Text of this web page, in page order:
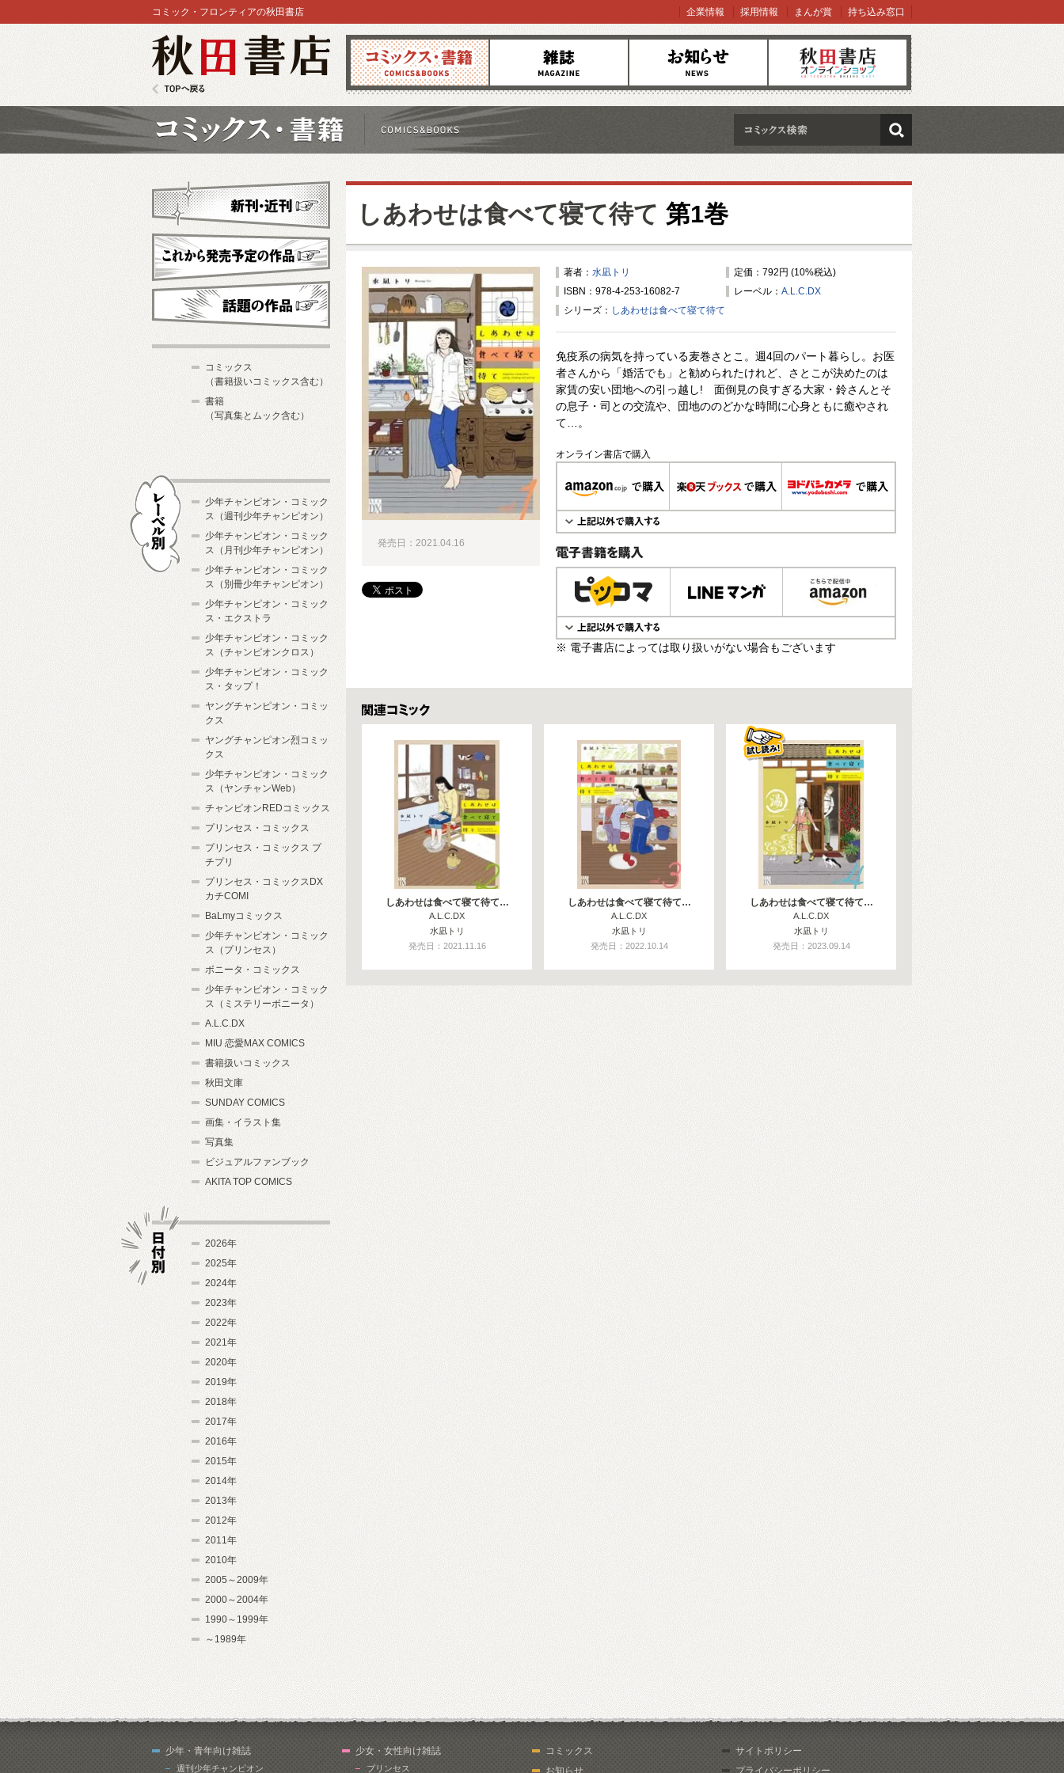
コミックス 雑誌 お知らせ オンラインショップ
コミック・フロンティアの秋田書店 企業情報 採用情報 まんが賞 持ち込み窓口
検索
しあわせは食べて寝て待て 第1巻
著者： 水凪トリ
定価：792円 (10%税込)
ISBN：978-4-253-16082-7
レーベル： A.L.C.DX
シリーズ： しあわせは食べて寝て待て
免疫系の病気を持っている麦巻さとこ。週4回のパート暮らし。お医
者さんから「婚活でも」と勧められたけれど、さとこが決めたのは
家賃の安い団地への引っ越し! 面倒見の良すぎる大家・鈴さんとそ
の息子・司との交流や、団地ののどかな時間に心身ともに癒やされ
て…。
オンライン書店で購入
電子書籍で購入
※ 電子書店によっては取り扱いがない場合もございます
発売日：2021.04.16
関連コミックス
しあわせは食べて寝て待て…
A.L.C.DX
水凪トリ
発売日：2021.11.16
しあわせは食べて寝て待て…
A.L.C.DX
水凪トリ
発売日：2022.10.14
しあわせは食べて寝て待て…
A.L.C.DX
水凪トリ
発売日：2023.09.14
新刊・近刊
これから発売予定
コミックス
（書籍扱いコミックス含む）
書籍
（写真集とムック含む）
少年チャンピオン・コミック
ス（週刊少年チャンピオン）
少年チャンピオン・コミック
ス（月刊少年チャンピオン）
少年チャンピオン・コミック
ス（別冊少年チャンピオン）
少年チャンピオン・コミック
ス・エクストラ
少年チャンピオン・コミック
ス（チャンピオンクロス）
少年チャンピオン・コミック
ス・タップ！
ヤングチャンピオン・コミッ
クス
ヤングチャンピオン烈コミッ
クス
少年チャンピオン・コミック
ス（ヤンチャンWeb）
チャンピオンREDコミックス
プリンセス・コミックス
プリンセス・コミックス プ
チプリ
プリンセス・コミックスDX
カチCOMI
BaLmyコミックス
少年チャンピオン・コミック
ス（プリンセス）
ボニータ・コミックス
少年チャンピオン・コミック
ス（ミステリーボニータ）
A.L.C.DX
MIU 恋愛MAX COMICS
書籍扱いコミックス
秋田文庫
SUNDAY COMICS
画集・イラスト集
写真集
ビジュアルファンブック
AKITA TOP COMICS
2026年
2025年
2024年
2023年
2022年
2021年
2020年
2019年
2018年
2017年
2016年
2015年
2014年
2013年
2012年
2011年
2010年
2005～2009年
2000～2004年
1990～1999年
～1989年
少年・青年向け雑誌
週刊少年チャンピオン
少女・女性向け雑誌
プリンセス
コミックス
お知らせ
サイトポリシー
プライバシーポリシー